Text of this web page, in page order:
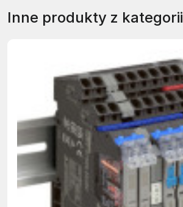
Inne produkty z kategorii